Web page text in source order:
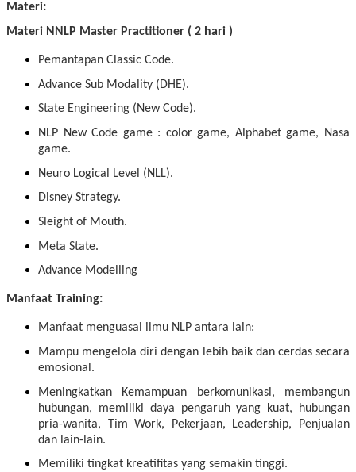
Materi:
Materi NNLP Master Practitioner ( 2 hari )
Pemantapan Classic Code.
Advance Sub Modality (DHE).
State Engineering (New Code).
NLP New Code game : color game, Alphabet game, Nasa
game.
Neuro Logical Level (NLL).
Disney Strategy.
Sleight of Mouth.
Meta State.
Advance Modelling
Manfaat Training:
Manfaat menguasai ilmu NLP antara lain:
Mampu mengelola diri dengan lebih baik dan cerdas secara
emosional.
Meningkatkan Kemampuan berkomunikasi, membangun
hubungan, memiliki daya pengaruh yang kuat, hubungan
pria-wanita, Tim Work, Pekerjaan, Leadership, Penjualan
dan lain-lain.
Memiliki tingkat kreatifitas yang semakin tinggi.